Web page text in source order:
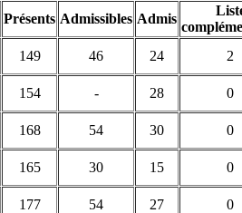
Présents Admissibles Admis
149 46 24
2
154 - 28
0
168 54 30
0
165 30 15
0
177 54 27 0